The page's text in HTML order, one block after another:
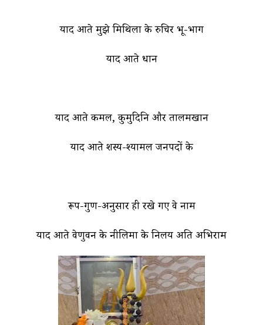
याद आते मुझे मिथिला के रुचिर भू-भाग
याद आते धान
याद आते कमल, कुमुदिनि और तालमखान
याद आते शस्य-श्यामल जनपदों के
रूप-गुण-अनुसार ही रखे गए वे नाम
याद आते वेणुवन के नीलिमा के निलय अति अभिराम